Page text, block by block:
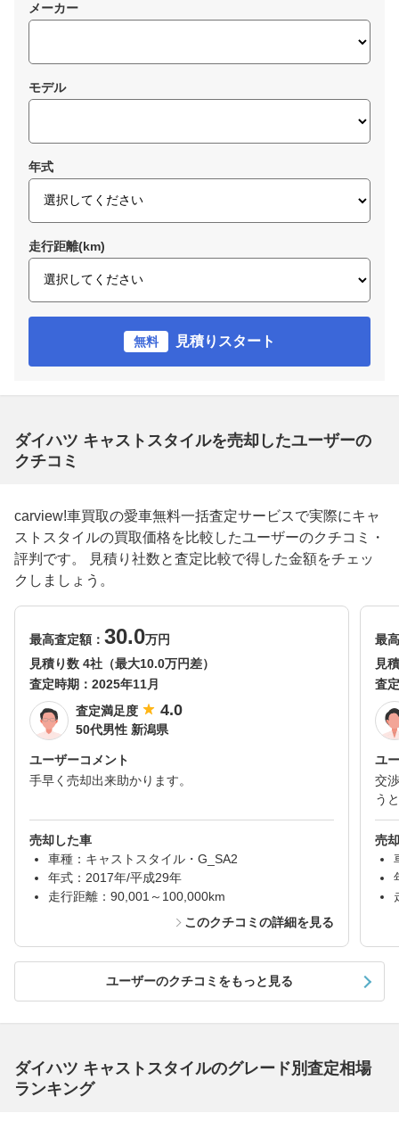
メーカー
モデル
年式
走行距離(km)
無料 見積りスタート
ダイハツ キャストスタイルを売却したユーザーの
クチコミ
carview!車買取の愛車無料一括査定サービスで実際にキャ
ストスタイルの買取価格を比較したユーザーのクチコミ・
評判です。 見積り社数と査定比較で得した金額をチェッ
クしましょう。
最高査定額： 30.0万円
見積り数 4社（最大10.0万円差）
査定時期： 2025年11月
査定満足度
4.0
50代男性 新潟県
ユーザーコメント
手早く売却出来助かります。
売却した車
車種：キャストスタイル・G_SA2
年式：2017年/平成29年
走行距離：90,001～100,000km
このクチコミの詳細を見る
最
見
査
ユ
交
う
売
ユーザーのクチコミをもっと見る
ダイハツ キャストスタイルのグレード別査定相場
ランキング